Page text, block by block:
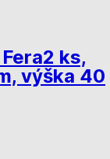
2 ks,
výška 40